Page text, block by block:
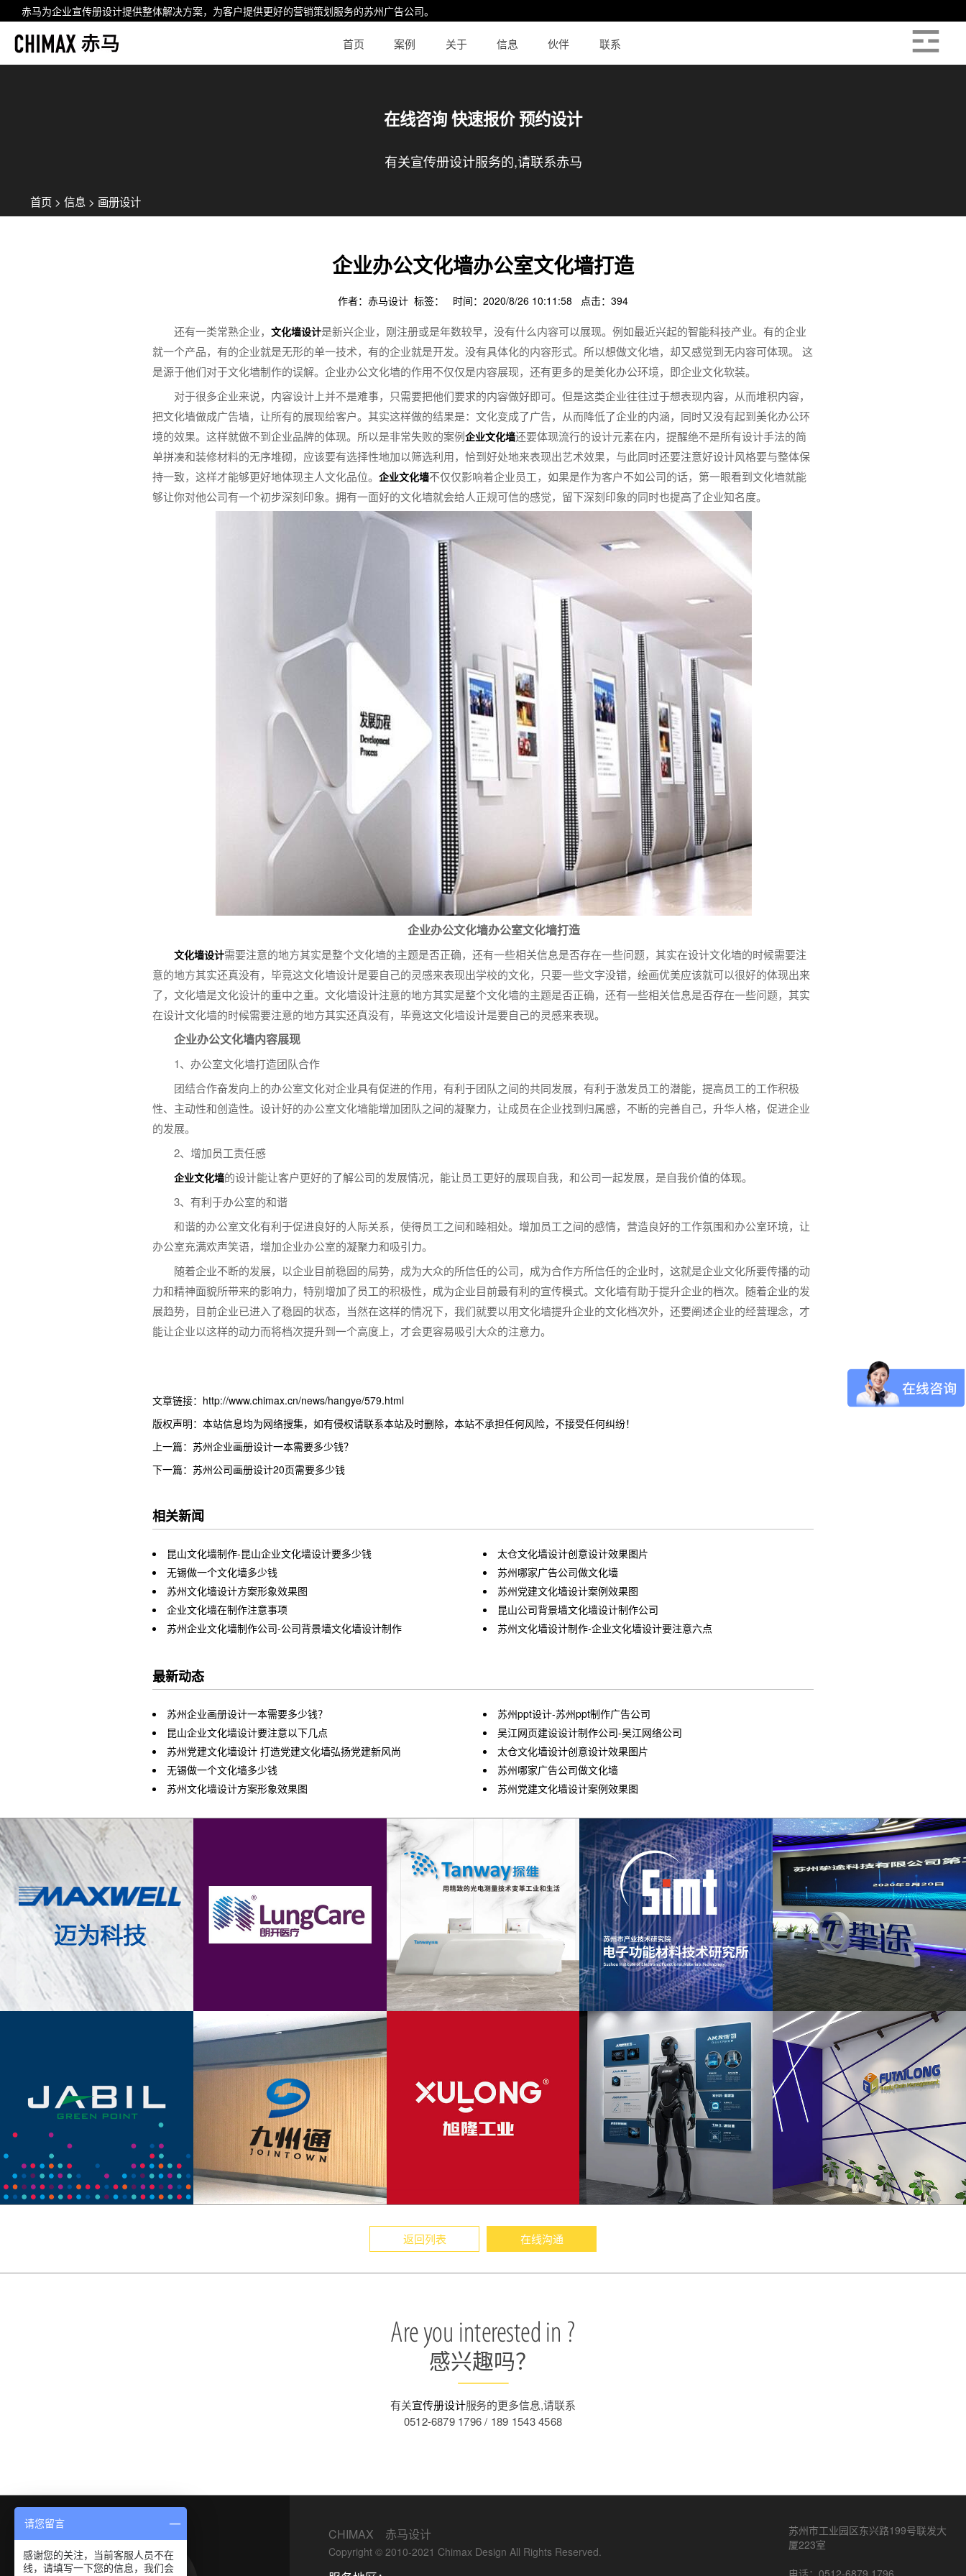
赤马为企业宣传册设计提供整体解决方案，为客户提供更好的营销策划服务的苏州广告公司。
首页 案例 关于 信息 伙伴 联系
在线咨询 快速报价 预约设计
有关宣传册设计服务的,请联系赤马
首页 > 信息 > 画册设计
企业办公文化墙办公室文化墙打造
作者：赤马设计 标签： 时间：2020/8/26 10:11:58 点击： 394
还有一类常熟企业， 文化墙设计是新兴企业，刚注册或是年数较早，没有什么内容可以展现。例如最近兴起的智能科技产业。有的企业
就一个产品，有的企业就是无形的单一技术，有的企业就是开发。没有具体化的内容形式。所以想做文化墙，却又感觉到无内容可体现。 这
是源于他们对于文化墙制作的误解。企业办公文化墙的作用不仅仅是内容展现，还有更多的是美化办公环境，即企业文化软装。
对于很多企业来说，内容设计上并不是难事，只需要把他们要求的内容做好即可。但是这类企业往往过于想表现内容，从而堆积内容，
把文化墙做成广告墙，让所有的展现给客户。其实这样做的结果是：文化变成了广告，从而降低了企业的内涵，同时又没有起到美化办公环
境的效果。这样就做不到企业品牌的体现。所以是非常失败的案例企业文化墙还要体现流行的设计元素在内，提醒绝不是所有设计手法的简
单拼凑和装修材料的无序堆砌，应该要有选择性地加以筛选利用，恰到好处地来表现出艺术效果，与此同时还要注意好设计风格要与整体保
持一致，这样才能够更好地体现主人文化品位。 企业文化墙不仅仅影响着企业员工，如果是作为客户不如公司的话，第一眼看到文化墙就能
够让你对他公司有一个初步深刻印象。拥有一面好的文化墙就会给人正规可信的感觉，留下深刻印象的同时也提高了企业知名度。
企业办公文化墙办公室文化墙打造
文化墙设计需要注意的地方其实是整个文化墙的主题是否正确，还有一些相关信息是否存在一些问题，其实在设计文化墙的时候需要注
意的地方其实还真没有，毕竟这文化墙设计是要自己的灵感来表现出学校的文化，只要一些文字没错，绘画优美应该就可以很好的体现出来
了，文化墙是文化设计的重中之重。文化墙设计注意的地方其实是整个文化墙的主题是否正确，还有一些相关信息是否存在一些问题，其实
在设计文化墙的时候需要注意的地方其实还真没有，毕竟这文化墙设计是要自己的灵感来表现。
企业办公文化墙内容展现
1、办公室文化墙打造团队合作
团结合作奋发向上的办公室文化对企业具有促进的作用，有利于团队之间的共同发展，有利于激发员工的潜能，提高员工的工作积极
性、主动性和创造性。设计好的办公室文化墙能增加团队之间的凝聚力，让成员在企业找到归属感，不断的完善自己，升华人格，促进企业
的发展。
2、增加员工责任感
企业文化墙的设计能让客户更好的了解公司的发展情况，能让员工更好的展现自我，和公司一起发展，是自我价值的体现。
3、有利于办公室的和谐
和谐的办公室文化有利于促进良好的人际关系，使得员工之间和睦相处。增加员工之间的感情，营造良好的工作氛围和办公室环境，让
办公室充满欢声笑语，增加企业办公室的凝聚力和吸引力。
随着企业不断的发展，以企业目前稳固的局势，成为大众的所信任的公司，成为合作方所信任的企业时，这就是企业文化所要传播的动
力和精神面貌所带来的影响力，特别增加了员工的积极性，成为企业目前最有利的宣传模式。文化墙有助于提升企业的档次。随着企业的发
展趋势，目前企业已进入了稳固的状态，当然在这样的情况下，我们就要以用文化墙提升企业的文化档次外，还要阐述企业的经营理念，才
能让企业以这样的动力而将档次提升到一个高度上，才会更容易吸引大众的注意力。
文章链接：http://www.chimax.cn/news/hangye/579.html
版权声明：本站信息均为网络搜集，如有侵权请联系本站及时删除，本站不承担任何风险，不接受任何纠纷！
上一篇：苏州企业画册设计一本需要多少钱？
下一篇：苏州公司画册设计20页需要多少钱
相关新闻
昆山文化墙制作-昆山企业文化墙设计要多少钱
太仓文化墙设计创意设计效果图片
无锡做一个文化墙多少钱
苏州哪家广告公司做文化墙
苏州文化墙设计方案形象效果图
苏州党建文化墙设计案例效果图
企业文化墙在制作注意事项
昆山公司背景墙文化墙设计制作公司
苏州企业文化墙制作公司-公司背景墙文化墙设计制作
苏州文化墙设计制作-企业文化墙设计要注意六点
最新动态
苏州企业画册设计一本需要多少钱？
苏州ppt设计-苏州ppt制作广告公司
昆山企业文化墙设计要注意以下几点
吴江网页建设设计制作公司-吴江网络公司
苏州党建文化墙设计 打造党建文化墙弘扬党建新风尚
太仓文化墙设计创意设计效果图片
无锡做一个文化墙多少钱
苏州哪家广告公司做文化墙
苏州文化墙设计方案形象效果图
苏州党建文化墙设计案例效果图
返回列表 在线沟通
Are you interested in ?
感兴趣吗？
有关宣传册设计服务的更多信息,请联系
0512-6879 1796 / 189 1543 4568
CHIMAX 赤马设计
Copyright © 2010-2021 Chimax Design All Rights Reserved.
苏州市工业园区东兴路199号联发大
厦223室
电话：0512-6879 1796
请您留言
感谢您的关注，当前客服人员不在
线，请填写一下您的信息，我们会